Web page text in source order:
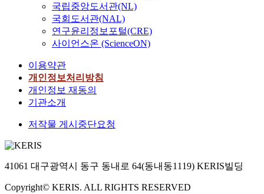
국립중앙도서관(NL)
국회도서관(NAL)
연구윤리정보포털(CRE)
사이언스온 (ScienceON)
이용약관
개인정보처리방침
개인정보 재동의
기관소개
저작물 게시중단요청
41061 대구광역시 동구 동내로 64(동내동1119) KERIS빌딩
Copyright© KERIS. ALL RIGHTS RESERVED